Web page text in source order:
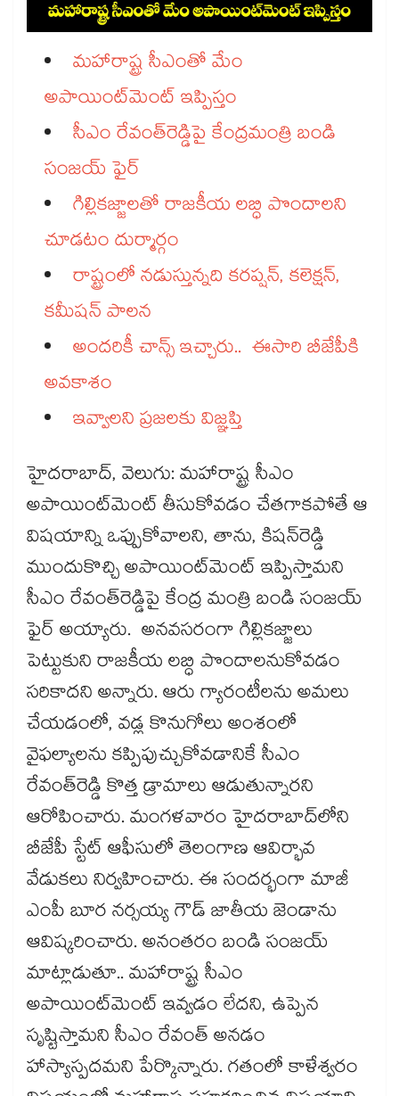
మహారాష్ట్ర సీఎంతో మేం
అపాయింట్‌‌‌‌‌‌‌‌మెంట్‌‌‌‌‌‌‌‌ ఇప్పిస్తం
సీఎం రేవంత్‌‌‌‌‌‌‌‌రెడ్డిపై కేంద్రమంత్రి బండి
సంజయ్ ఫైర్​
గిల్లికజ్జాలతో రాజకీయ లబ్ధి పొందాలని
చూడటం దుర్మార్గం
రాష్ట్రంలో నడుస్తున్నది కరప్షన్, కలెక్షన్,
కమీషన్ పాలన
అందరికీ చాన్స్ ఇచ్చారు.. ఈసారి బీజేపీకి
అవకాశం
ఇవ్వాలని ప్రజలకు విజ్ఞప్తి
హైదరాబాద్, వెలుగు: మహారాష్ట్ర సీఎం
అపాయింట్‌‌‌‌‌‌‌‌మెంట్‌‌‌‌‌‌‌‌ తీసుకోవడం చేతగాకపోతే ఆ
విషయాన్ని ఒప్పుకోవాలని, తాను, కిషన్‌‌‌‌‌‌‌‌రెడ్డి
ముందుకొచ్చి అపాయింట్‌‌‌‌‌‌‌‌మెంట్ ఇప్పిస్తామని
సీఎం రేవంత్‌‌‌‌‌‌‌‌రెడ్డిపై కేంద్ర మంత్రి బండి సంజయ్‌‌‌‌‌‌‌‌
ఫైర్​ అయ్యారు. అనవసరంగా గిల్లికజ్జాలు
పెట్టుకుని రాజకీయ లబ్ధి పొందాలనుకోవడం
సరికాదని అన్నారు. ఆరు గ్యారంటీలను అమలు
చేయడంలో, వడ్ల కొనుగోలు అంశంలో
వైఫల్యాలను కప్పిపుచ్చుకోవడానికే సీఎం
రేవంత్‌‌‌‌‌‌‌‌రెడ్డి కొత్త డ్రామాలు ఆడుతున్నారని
ఆరోపించారు. మంగళవారం హైదరాబాద్‌‌‌‌‌‌‌‌లోని
బీజేపీ స్టేట్ ఆఫీసులో తెలంగాణ ఆవిర్భావ
వేడుకలు నిర్వహించారు. ఈ సందర్భంగా మాజీ
ఎంపీ బూర నర్సయ్య గౌడ్ జాతీయ జెండాను
ఆవిష్కరించారు. అనంతరం బండి సంజయ్
మాట్లాడుతూ.. మహారాష్ట్ర సీఎం
అపాయింట్‌‌‌‌‌‌‌‌మెంట్ ఇవ్వడం లేదని, ఉప్పెన
సృష్టిస్తామని సీఎం రేవంత్‌‌‌‌‌‌‌‌ అనడం
హాస్యాస్పదమని పేర్కొన్నారు. గతంలో కాళేశ్వరం